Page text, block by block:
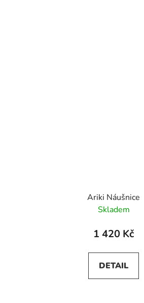
Ariki Náušnice
Skladem
1 420 Kč
DETAIL